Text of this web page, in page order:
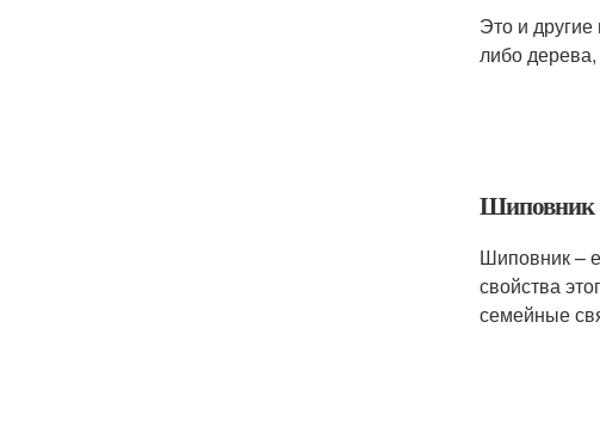
Это и
либо дерева,
Шиповник
Шиповник –
свойства
семейные